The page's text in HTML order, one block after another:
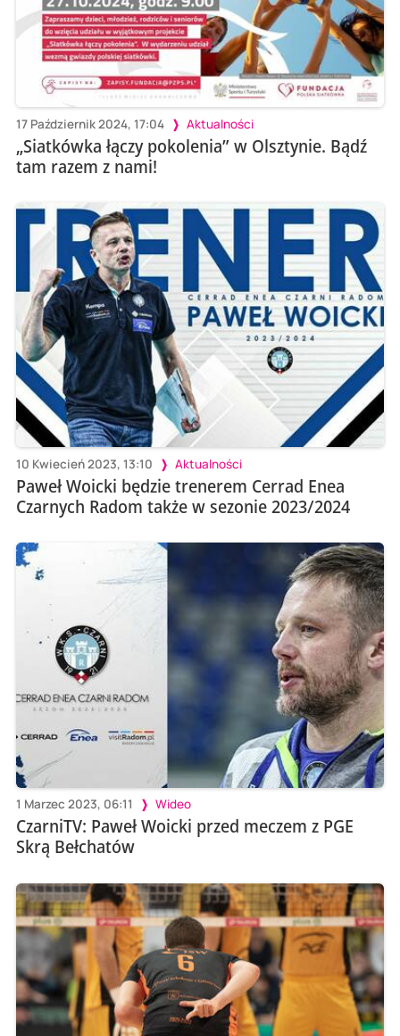
17 Październik 2024, 17:04 Aktualności
„Siatkówka łączy pokolenia” w Olsztynie. Bądź
tam razem z nami!
10 Kwiecień 2023, 13:10 Aktualności
Paweł Woicki będzie trenerem Cerrad Enea
Czarnych Radom także w sezonie 2023/2024
1 Marzec 2023, 06:11 Wideo
CzarniTV: Paweł Woicki przed meczem z PGE
Skrą Bełchatów